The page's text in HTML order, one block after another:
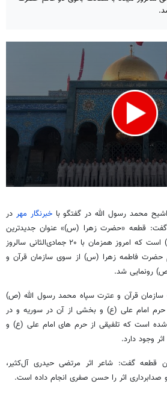
0
of
3
minutes,
23
seconds
محمد رسول الله در گفتگو باخبرنگار مهر در
قطعه «حضرت زهرا (س)» عنوان جدیدترین
است که امروز همزمان با ۲۰ جمادی‌الثانی سالروز
حضرت فاطمه زهرا (س) از سوی سازمان قرآن و
رونمایی شد.
سازمان قرآن و عترت سپاه محمد رسول الله (ص)
امام علی (ع) و بخشی از آن در سوریه و در
است که تلفیقی از حرم هایامام علی (ع) و
وجود دارد.
قطعه گفت: شاعر اثر مرتضی حیدری آل‌کثیر،
اثر را حسن صفری انجام داده است.